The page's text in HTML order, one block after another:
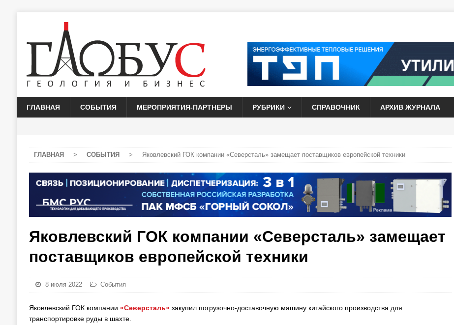
ГЛАВНАЯ СОБЫТИЯ МЕРОПРИЯТИЯ-ПАРТНЕРЫ РУБРИКИ СПРАВОЧНИК АРХИВ ЖУРНАЛА
ГЛАВНАЯ > СОБЫТИЯ > Яковлевский ГОК компании «Северсталь» замещает поставщиков европейской техники
Яковлевский ГОК компании «Северсталь» замещает
поставщиков европейской техники
8 июля 2022 События
Яковлевский ГОК компании «Северсталь»закупил погрузочно-доставочную машину китайского производства для
транспортировке руды в шахте.